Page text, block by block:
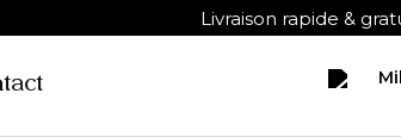
Livraison rapide &